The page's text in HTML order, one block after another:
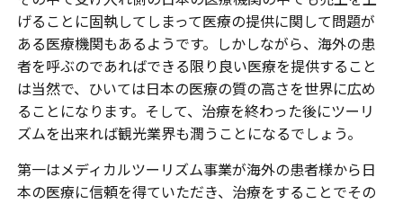
げることに固執してしまって医療の提供に関して問題が
ある医療機関もあるようです。しかしながら、海外の患
者を呼ぶのであればできる限り良い医療を提供すること
は当然で、ひいては日本の医療の質の高さを世界に広め
ることになります。そして、治療を終わった後にツーリ
ズムを出来れば観光業界も潤うことになるでしょう。
第一はメディカルツーリズム事業が海外の患者様から日
本の医療に信頼を得ていただき、治療をすることでその